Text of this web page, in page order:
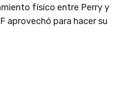
físico entre Perry y
aprovechó para hacer su